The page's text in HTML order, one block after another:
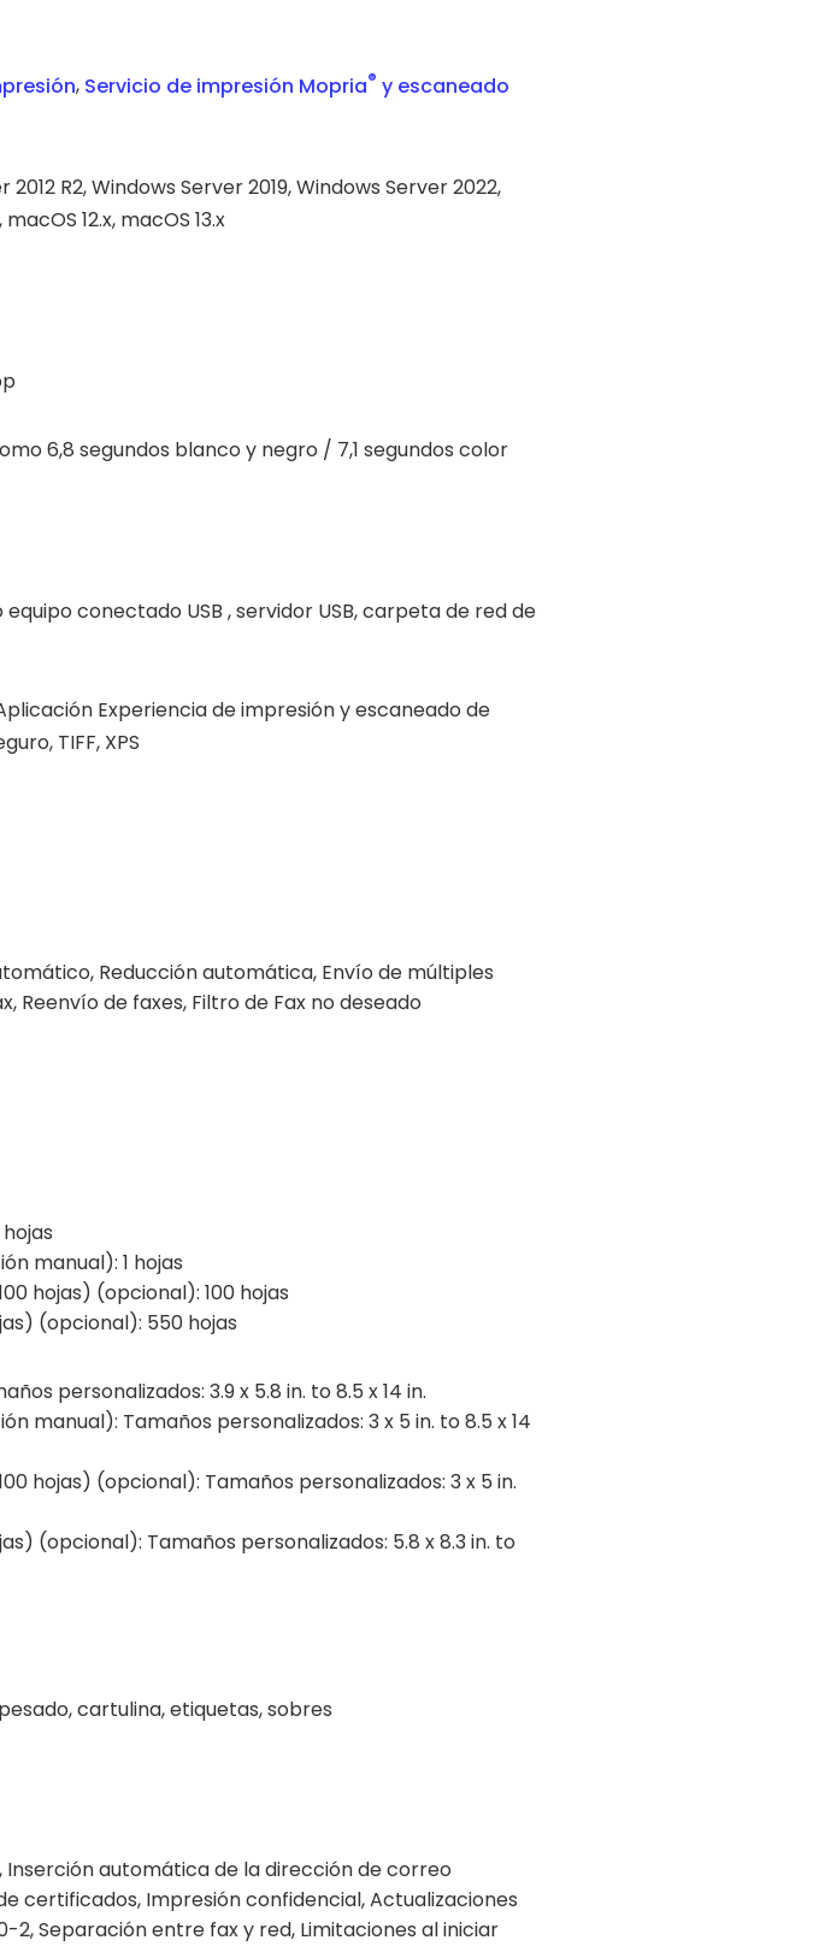
, Servicio de impresión Mopria® y escaneado
R2, Windows Server 2019, Windows Server 2022,
macOS 12.x, macOS 13.x
6,8 segundos blanco y negro / 7,1 segundos color
conectado USB , servidor USB, carpeta de red de
Experiencia de impresión y escaneado de
TIFF, XPS
Reducción automática, Envío de múltiples
Reenvío de faxes, Filtro de Fax no deseado
manual): 1 hojas
hojas) (opcional): 100hojas
(opcional): 550hojas
personalizados: 3.9 x 5.8 in. to 8.5 x 14 in.
manual): Tamaños personalizados: 3 x 5 in. to 8.5 x 14
hojas) (opcional): Tamaños personalizados: 3 x 5 in.
(opcional): Tamaños personalizados: 5.8 x 8.3 in. to
cartulina, etiquetas, sobres
automática de la dirección de correo
certificados, Impresión confidencial, Actualizaciones
2, Separación entre fax y red, Limitaciones al iniciar